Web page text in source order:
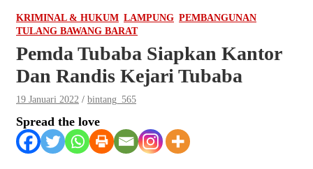
KRIMINAL & HUKUM LAMPUNG PEMBANGUNAN
TULANG BAWANG BARAT
Pemda Tubaba Siapkan Kantor
Dan Randis Kejari Tubaba
19 Januari 2022 bintang_565
Spread the love